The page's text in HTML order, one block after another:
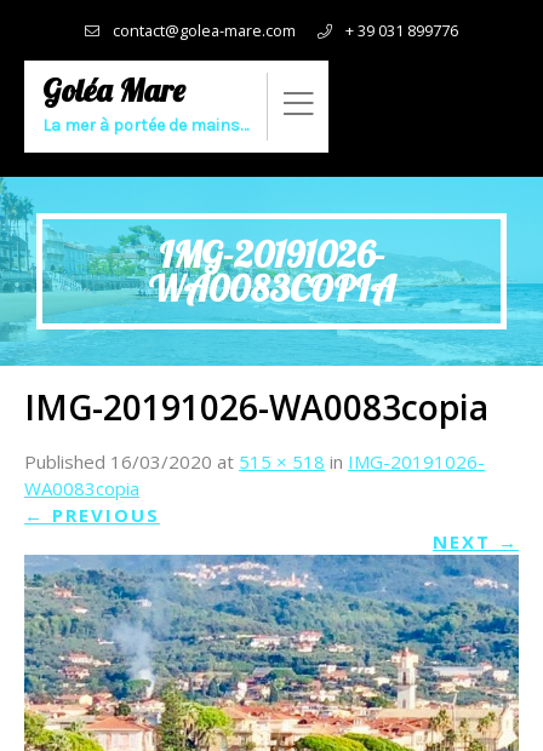
contact@golea-mare.com + 39 031 899776
Goléa Mare
La mer à portée de mains…
IMG-20191026-
WA0083COPIA
IMG-20191026-WA0083copia
Published 16/03/2020 at 515 × 518 in IMG-20191026-
WA0083copia
← PREVIOUS
NEXT →